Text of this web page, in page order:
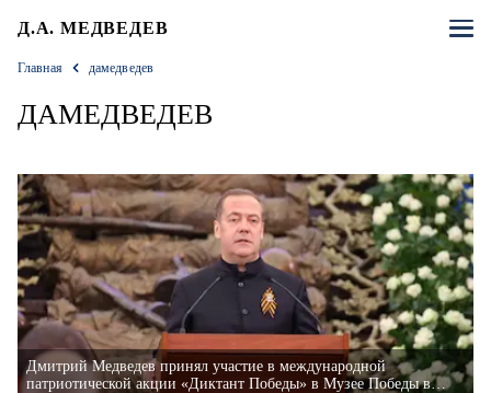
Д.А. МЕДВЕДЕВ
Главная дамедведев
ДАМЕДВЕДЕВ
Дмитрий Медведев принял участие в международной
патриотической акции «Диктант Победы» в Музее Победы в